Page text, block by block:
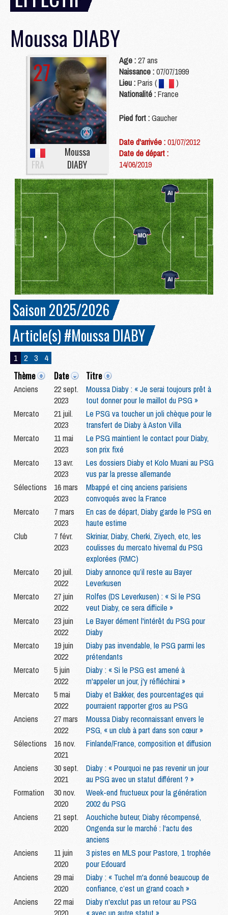
Moussa DIABY
27
FRA
Moussa
DIABY
Age :27 ans
Naissance :07/07/1999
Lieu :Paris (
)
Nationalité :France
Pied fort :Gaucher
Date d'arrivée :01/07/2012
Date de départ :
14/06/2019
Saison 2025/2026
Article(s) #Moussa DIABY
1 2 3 4
Thème Date Titre
Anciens
22 sept.
2023
Moussa Diaby : « Je serai toujours prêt à
tout donner pour le maillot du PSG »
Mercato
21 juil.
2023
Le PSG va toucher un joli chèque pour le
transfert de Diaby à Aston Villa
Mercato
11 mai
2023
Le PSG maintient le contact pour Diaby,
son prix fixé
Mercato
13 avr.
2023
Les dossiers Diaby et Kolo Muani au PSG
vus par la presse allemande
Sélections
16 mars
2023
Mbappé et cinq anciens parisiens
convoqués avec la France
Mercato
7 mars
2023
En cas de départ, Diaby garde le PSG en
haute estime
Club
7 févr.
2023
Skriniar, Diaby, Cherki, Ziyech, etc, les
coulisses du mercato hivernal du PSG
explorées (RMC)
Mercato
20 juil.
2022
Diaby annonce qu’il reste au Bayer
Leverkusen
Mercato
27 juin
2022
Rolfes (DS Leverkusen) : « Si le PSG
veut Diaby, ce sera difficile »
Mercato
23 juin
2022
Le Bayer dément l'intérêt du PSG pour
Diaby
Mercato
19 juin
2022
Diaby pas invendable, le PSG parmi les
prétendants
Mercato
5 juin
2022
Diaby : « Si le PSG est amené à
m'appeler un jour, j'y réfléchirai »
Mercato
5 mai
2022
Diaby et Bakker, des pourcentages qui
pourraient rapporter gros au PSG
Anciens
27 mars
2022
Moussa Diaby reconnaissant envers le
PSG, « un club à part dans son cœur »
Sélections
16 nov.
2021
Finlande/France, composition et diffusion
Anciens
30 sept.
2021
Diaby : « Pourquoi ne pas revenir un jour
au PSG avec un statut différent ? »
Formation
30 nov.
2020
Week-end fructueux pour la génération
2002 du PSG
Anciens
21 sept.
2020
Aouchiche buteur, Diaby récompensé,
Ongenda sur le marché : l'actu des
anciens
Anciens
11 juin
2020
3 pistes en MLS pour Pastore, 1 trophée
pour Edouard
Anciens
29 mai
2020
Diaby : « Tuchel m'a donné beaucoup de
confiance, c’est un grand coach »
Anciens
22 mai
Diaby n'exclut pas un retour au PSG